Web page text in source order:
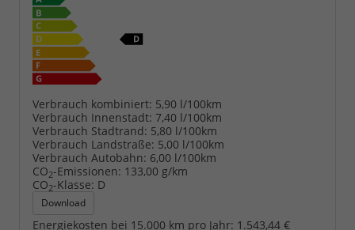
Verbrauch kombiniert: 5,90 l/100km
Verbrauch Innenstadt: 7,40 l/100km
Verbrauch Stadtrand: 5,80 l/100km
Verbrauch Landstraße: 5,00 l/100km
Verbrauch Autobahn: 6,00 l/100km
CO2-Emissionen: 133,00 g/km
CO2-Klasse: D
Download
Energiekosten bei 15.000 km pro Jahr: 1.543,44 €